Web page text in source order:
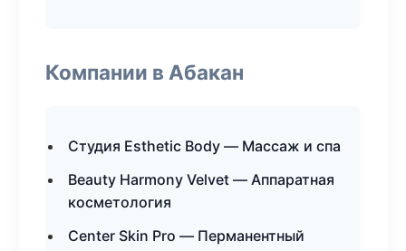
Компании в Абакан
Студия Esthetic Body — Массаж и спа
Beauty Harmony Velvet — Аппаратная
косметология
Center Skin Pro — Перманентный